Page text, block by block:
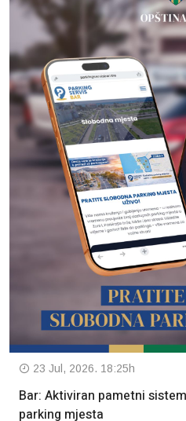
23 Jul, 2026. 18:25h
Bar: Aktiviran pametni
parking mjesta